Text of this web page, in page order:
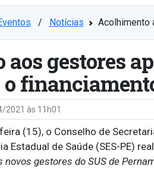
⠀/⠀ Notícias Acolhimento
gestores
o
às 11h01
(15), o Conselho de
Estadual de Saúde (SES-PE)
novos gestores do SUS de